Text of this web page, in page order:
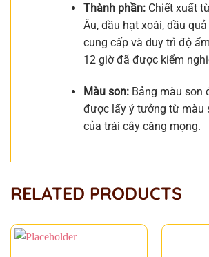
Thành phần:Chiết xuất
Âu, dầu hạt xoài, dầu
cung cấp và duy trì độ
12 giờ đã được kiểm
Màu son:Bảng màu son
được lấy ý tưởng từ màu
của trái cây căng mọng.
RELATED PRODUCTS